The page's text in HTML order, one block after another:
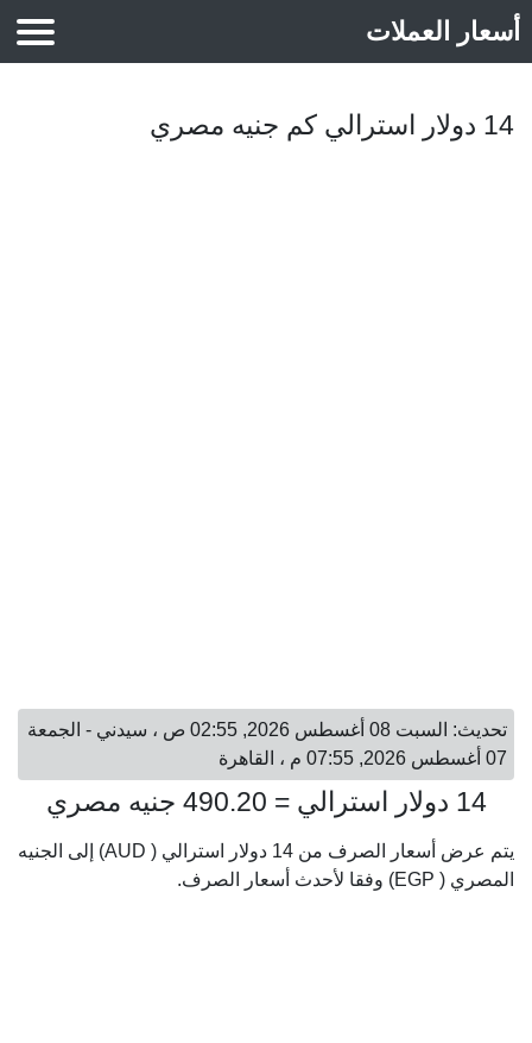
أسعار العملات
14 دولار استرالي كم جنيه مصري
تحديث: السبت 08 أغسطس 2026, 02:55 ص ، سيدني - الجمعة
07 أغسطس 2026, 07:55 م ، القاهرة
14 دولار استرالي = 490.20 جنيه مصري
يتم عرض أسعار الصرف من 14 دولار استرالي ( AUD) إلى الجنيه
المصري ( EGP) وفقا لأحدث أسعار الصرف.